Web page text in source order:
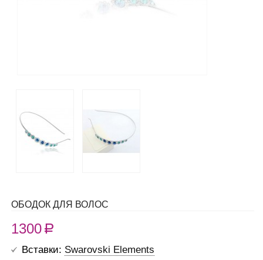
ОБОДОК ДЛЯ ВОЛОС
1300R
Вставки: Swarovski Elements